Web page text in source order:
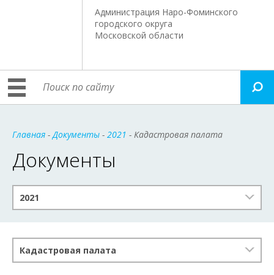
Администрация Наро-Фоминского
городского округа
Московской области
Главная -Документы - 2021 - Кадастровая палата
Документы
2021
Кадастровая палата